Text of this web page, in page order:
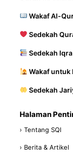
Wakaf Al-
Sedekah
Sedekah Iqra
Wakaf untuk
Sedekah
Halaman
› Tentang SQI
› Berita & Artikel